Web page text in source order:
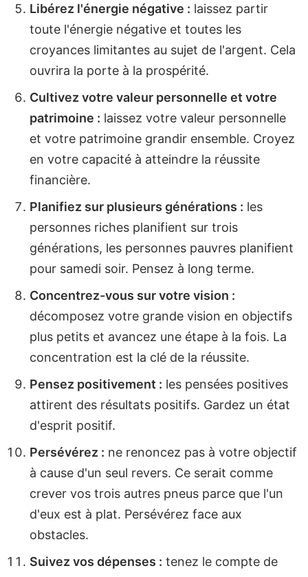
Libérez l'énergie négative : laissez partir
toute l'énergie négative et toutes les
croyances limitantes au sujet de l'argent. Cela
ouvrira la porte à la prospérité.
Cultivez votre valeur personnelle et votre
patrimoine : laissez votre valeur personnelle
et votre patrimoine grandir ensemble. Croyez
en votre capacité à atteindre la réussite
financière.
Planifiez sur plusieurs générations : les
personnes riches planifient sur trois
générations, les personnes pauvres planifient
pour samedi soir. Pensez à long terme.
Concentrez-vous sur votre vision :
décomposez votre grande vision en objectifs
plus petits et avancez une étape à la fois. La
concentration est la clé de la réussite.
Pensez positivement : les pensées positives
attirent des résultats positifs. Gardez un état
d'esprit positif.
Persévérez : ne renoncez pas à votre objectif
à cause d'un seul revers. Ce serait comme
crever vos trois autres pneus parce que l'un
d'eux est à plat. Persévérez face aux
obstacles.
Suivez vos dépenses : tenez le compte de